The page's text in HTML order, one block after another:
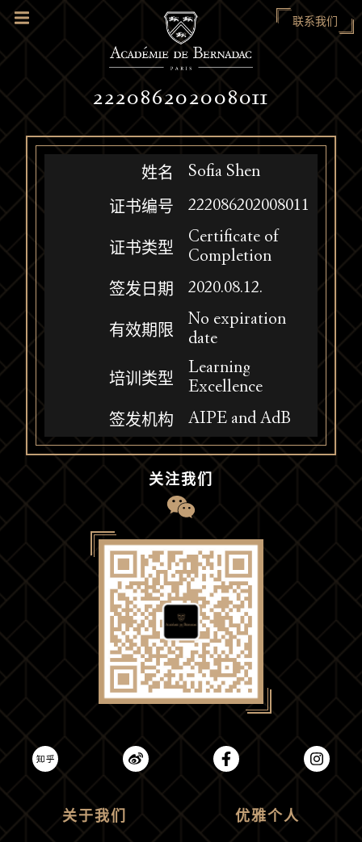
联系我们
222086202008011
姓名 Sofia Shen
证书编号 222086202008011
证书类型
Certificate of
Completion
签发日期 2020.08.12.
有效期限
No expiration
date
培训类型
Learning
Excellence
签发机构 AIPE and AdB
关注我们
关于我们 优雅个人